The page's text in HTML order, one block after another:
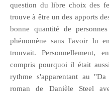
question du libre choix des
trouve à être un des apports
bonne quantité de
phénomène sans l'avoir lu
trouvait. Personnellement,
compris pourquoi il était
rythme s'apparentant au
roman de Danièle Steel